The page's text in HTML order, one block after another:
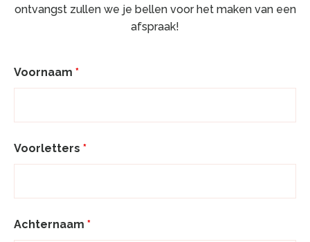
ontvangst zullen we je bellen voor het maken van een
afspraak!
Voornaam *
Voorletters *
Achternaam *